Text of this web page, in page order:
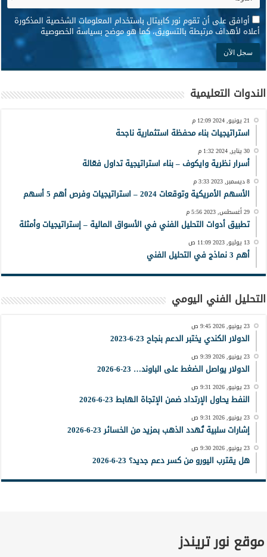
* أوافق على أن تقوم نور كابيتال باستخدام المعلومات الشخصية المذكورة
أعلاه لأهداف مرتبطة بالتسويق، كما هو موضح بسياسة الخصوصية
الندوات التعليمية
21 يونيو, 2024 12:09 م
استراتيجيات بناء محفظة استثمارية ناجحة
30 يناير, 2024 1:32 م
أسرار نظرية وايكوف – بناء استراتيجية تداول فعّالة
8 ديسمبر, 2023 3:33 م
الأسهم الأمريكية وتوقعات 2024 – استراتيجيات وفرص أهم 5 أسهم
29 أغسطس, 2023 5:56 م
تطبيق أدوات التحليل الفني في الأسواق المالية – إستراتيجيات وأمثلة
13 يوليو, 2023 11:09 ص
أهم 3 نماذج في التحليل الفني
التحليل الفني اليومي
23 يونيو, 2026 9:45 ص
الدولار الكندي يختبر الدعم بنجاح 23-6-2023
23 يونيو, 2026 9:39 ص
الدولار يواصل الضغط على الباوند… 23-6-2026
23 يونيو, 2026 9:31 ص
النفط يحاول الإرتداد ضمن الإتجاة الهابط 23-6-2026
23 يونيو, 2026 9:31 ص
إشارات سلبية تُهدد الذهب بمزيد من الخسائر 23-6-2026
23 يونيو, 2026 9:30 ص
هل يقترب اليورو من كسر دعم جديد؟ 23-6-2026
موقع نور تريندز